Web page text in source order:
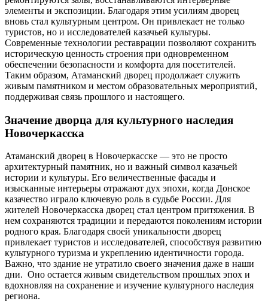
элементы и экспозиции. Благодаря этим усилиям дворец
вновь стал культурным центром. Он привлекает не только
туристов, но и исследователей казачьей культуры.
Современные технологии реставрации позволяют сохранить
историческую ценность строения при одновременном
обеспечении безопасности и комфорта для посетителей.
Таким образом, Атаманский дворец продолжает служить
живым памятником и местом образовательных мероприятий,
поддерживая связь прошлого и настоящего.
Значение дворца для культурного наследия
Новочеркасска
Атаманский дворец в Новочеркасске — это не просто
архитектурный памятник, но и важный символ казачьей
истории и культуры. Его величественные фасады и
изысканные интерьеры отражают дух эпохи, когда Донское
казачество играло ключевую роль в судьбе России. Для
жителей Новочеркасска дворец стал центром притяжения. В
нем сохраняются традиции и передаются поколениям истории
родного края. Благодаря своей уникальности дворец
привлекает туристов и исследователей, способствуя развитию
культурного туризма и укреплению идентичности города.
Важно, что здание не утратило своего значения даже в наши
дни. Оно остается живым свидетельством прошлых эпох и
вдохновляя на сохранение и изучение культурного наследия
региона.